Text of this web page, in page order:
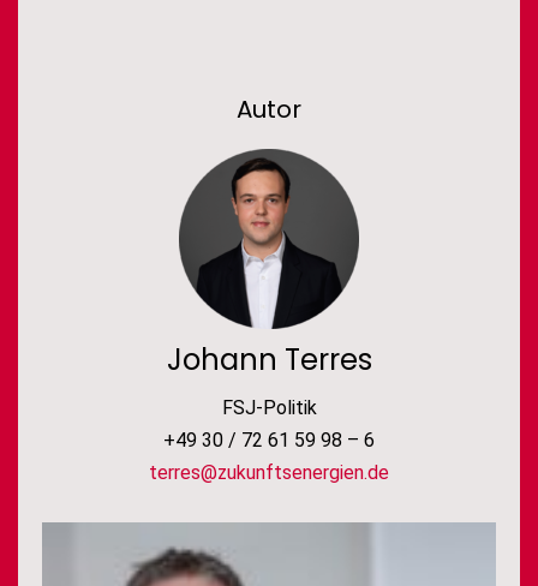
Autor
Johann Terres
FSJ-Politik
+49 30 / 72 61 59 98 – 6
terres@zukunftsenergien.de